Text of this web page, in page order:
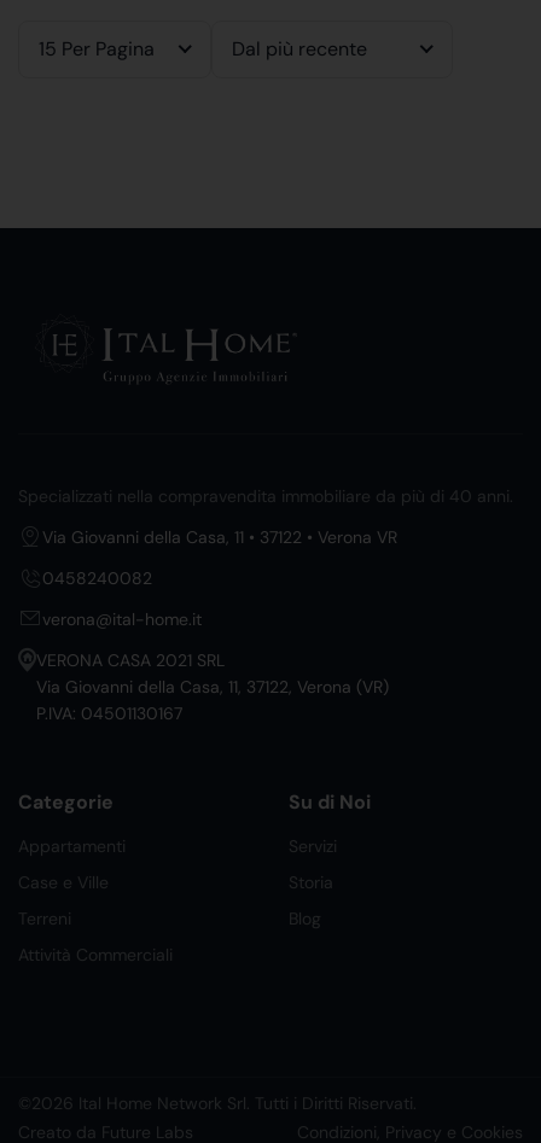
15 Per Pagina Dal più recente
Specializzati nella compravendita immobiliare da più di 40 anni.
Via Giovanni della Casa, 11 • 37122 • Verona VR
0458240082
verona@ital-home.it
VERONA CASA 2021 SRL
Via Giovanni della Casa, 11, 37122, Verona (VR)
P.IVA: 04501130167
Categorie
Appartamenti
Case e Ville
Terreni
Attività Commerciali
Su di Noi
Servizi
Storia
Blog
©2026 Ital Home Network Srl. Tutti i Diritti Riservati.
Creato da Future Labs
Condizioni, Privacy e Cookies